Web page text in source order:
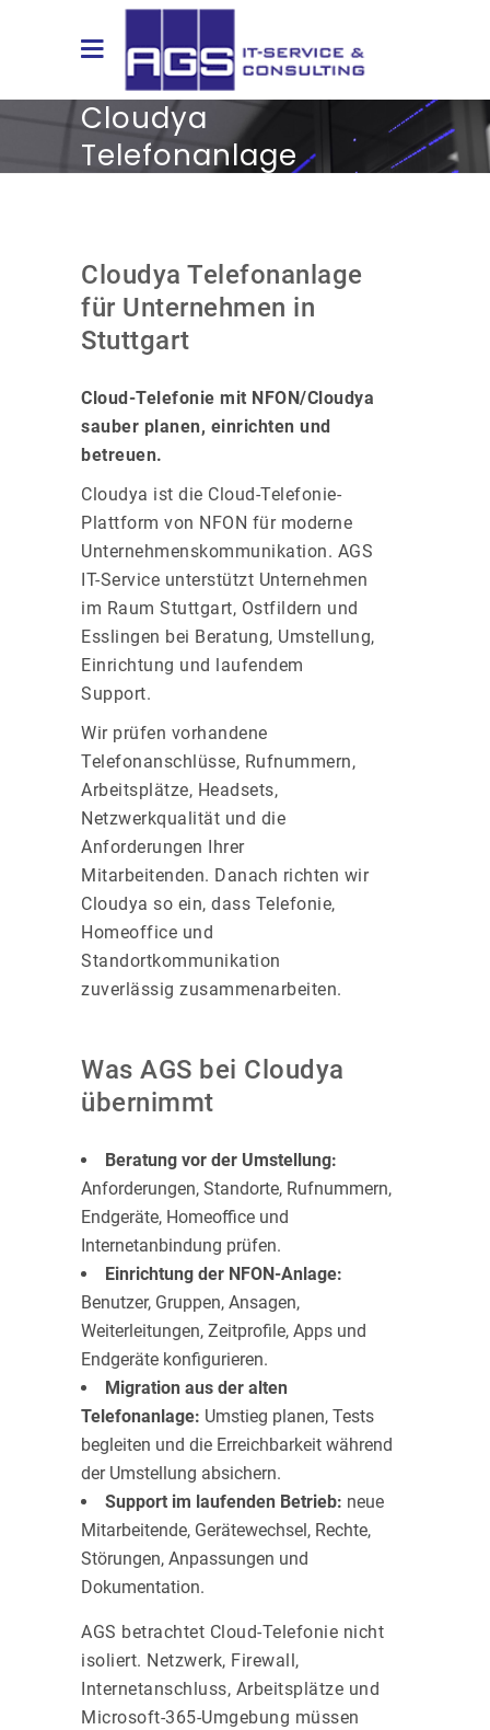
Cloudya
Telefonanlage
Cloudya Telefonanlage
für Unternehmen in
Stuttgart
Cloud-Telefonie mit NFON/Cloudya
sauber planen, einrichten und
betreuen.
Cloudya ist die Cloud-Telefonie-
Plattform von NFON für moderne
Unternehmenskommunikation. AGS
IT-Service unterstützt Unternehmen
im Raum Stuttgart, Ostfildern und
Esslingen bei Beratung, Umstellung,
Einrichtung und laufendem
Support.
Wir prüfen vorhandene
Telefonanschlüsse, Rufnummern,
Arbeitsplätze, Headsets,
Netzwerkqualität und die
Anforderungen Ihrer
Mitarbeitenden. Danach richten wir
Cloudya so ein, dass Telefonie,
Homeoffice und
Standortkommunikation
zuverlässig zusammenarbeiten.
Was AGS bei Cloudya
übernimmt
Beratung vor der Umstellung:
Anforderungen, Standorte, Rufnummern,
Endgeräte, Homeoffice und
Internetanbindung prüfen.
Einrichtung der NFON-Anlage:
Benutzer, Gruppen, Ansagen,
Weiterleitungen, Zeitprofile, Apps und
Endgeräte konfigurieren.
Migration aus der alten
Telefonanlage: Umstieg planen, Tests
begleiten und die Erreichbarkeit während
der Umstellung absichern.
Support im laufenden Betrieb: neue
Mitarbeitende, Gerätewechsel, Rechte,
Störungen, Anpassungen und
Dokumentation.
AGS betrachtet Cloud-Telefonie nicht
isoliert. Netzwerk, Firewall,
Internetanschluss, Arbeitsplätze und
Microsoft-365-Umgebung müssen